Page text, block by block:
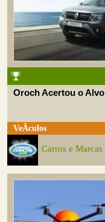
Oroch Acertou o Alvo
VeÃ­culos
Carros e Marcas